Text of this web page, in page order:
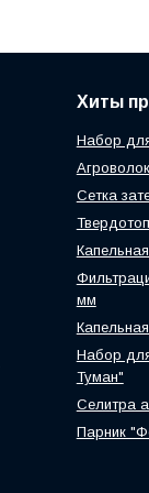
Хиты
Набор
Сетка
мм
Набор
Туман"
Селитра
Парник